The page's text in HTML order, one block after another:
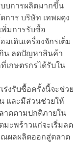
บบการผลิตมากขึ้น
การ บริษัท เทพผดุง
พิ่มการรับซื้อ
เดินเครื่องจักรเต็ม
กิน ลดปัญหาสินค้า
เกษตรกรได้รับใน
ร่งรับซื้อครั้งนี้จะช่วย
และมีส่วนช่วยให้
าดตามปกติภายใน
มะพร้าวแก่จะเริ่มลด
ณผลผลิตออกสู่ตลาด